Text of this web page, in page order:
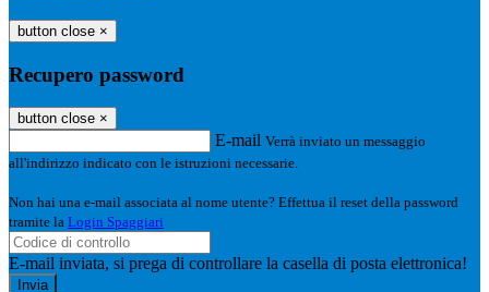
button close ×
Recupero password
button close ×
E-mail Verrà inviato un messaggio
all'indirizzo indicato con le istruzioni necessarie.
Non hai una e-mail associata al nome utente? Effettua il reset della password
tramite la Login Spaggiari
E-mail inviata, si prega di controllare la casella di posta elettronica!